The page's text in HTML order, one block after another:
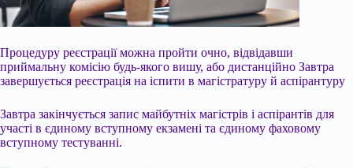
Процедуру реєстрації можна пройти очно, відвідавши
приймальну комісію будь-якого вишу, або дистанційно Завтра
завершується реєстрація на іспити в магістратуру й аспірантуру
Завтра закінчується запис майбутніх магістрів і аспірантів для
участі в єдиному вступному екзамені та єдиному фаховому
вступному тестуванні.